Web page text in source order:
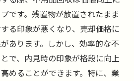
です。残置物が放置されたまま
る印象が悪くなり、売却価格に
あります。しかし、効率的な不
で、内見時の印象が格段に向上
めることができます。特に、業